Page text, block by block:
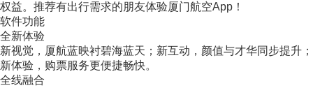
权益。推荐有出行需求的朋友体验厦门航空App！
软件功能
全新体验
新视觉，厦航蓝映衬碧海蓝天；新互动，颜值与才华同步提升；
新体验，购票服务更便捷畅快。
全线融合